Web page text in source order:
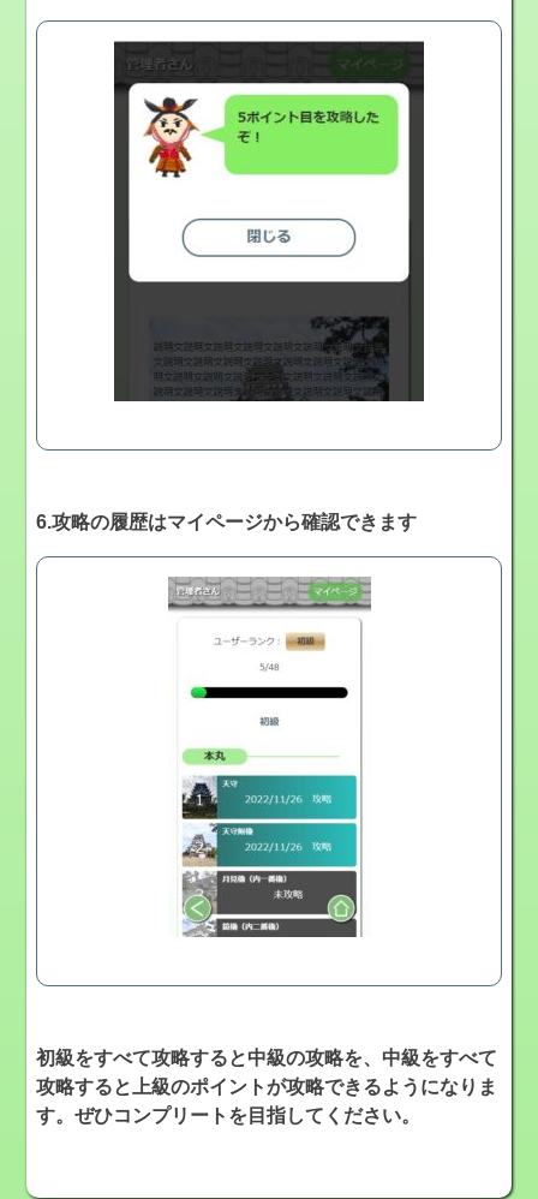
6.攻略の履歴はマイページから確認できます
初級をすべて攻略すると中級の攻略を、中級をすべて
攻略すると上級のポイントが攻略できるようになりま
す。ぜひコンプリートを目指してください。